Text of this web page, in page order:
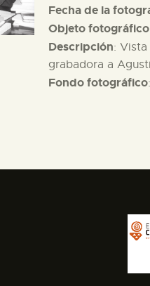
Fecha de la
Objeto fotográfico
Descripción:
grabadora a
Fondo fotográfico